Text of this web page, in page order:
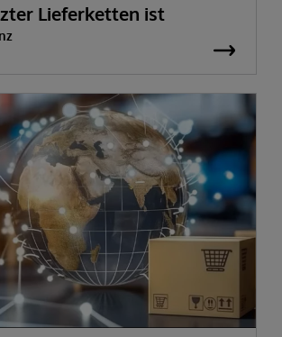
Lieferketten ist